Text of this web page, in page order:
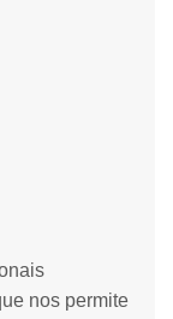
nos permite